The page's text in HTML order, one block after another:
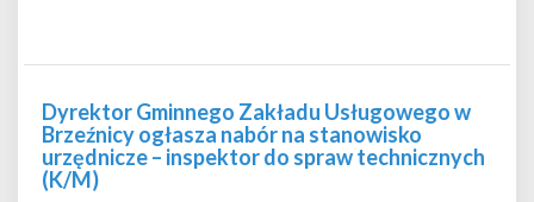
Dyrektor Gminnego Zakładu Usługowego w
Brzeźnicy ogłasza nabór na stanowisko
urzędnicze – inspektor do spraw technicznych
(K/M)